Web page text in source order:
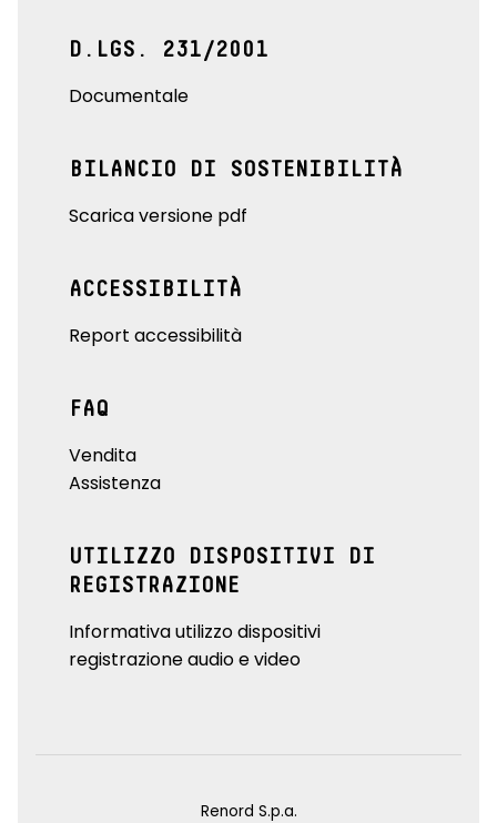
D.LGS. 231/2001
Documentale
BILANCIO DI SOSTENIBILITÀ
Scarica versione pdf
ACCESSIBILITÀ
Report accessibilità
FAQ
Vendita
Assistenza
UTILIZZO DISPOSITIVI DI
REGISTRAZIONE
Informativa utilizzo dispositivi
registrazione audio e video
Renord S.p.a.